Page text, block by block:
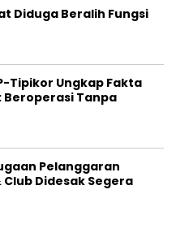
Diduga Beralih Fungsi
Tipikor Ungkap Fakta
Beroperasi Tanpa
Pelanggaran
Club Didesak Segera